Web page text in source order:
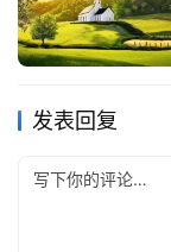
无形无失，势之
缺者，人难改也
借于强，谀不可
君子怜弱，不减
发表回复